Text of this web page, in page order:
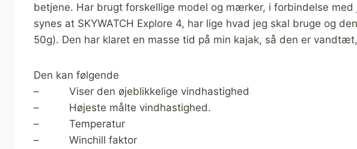
betjene. Har brugt forskellige model og mærker, i forbindelse med
synes at SKYWATCH Explore 4, har lige hvad jeg skal bruge og
50g). Den har klaret en masse tid på min kajak, så den er
Den kan følgende
– Viser den øjeblikkelige vindhastighed
– Højeste målte vindhastighed.
– Temperatur
– Winchill faktor